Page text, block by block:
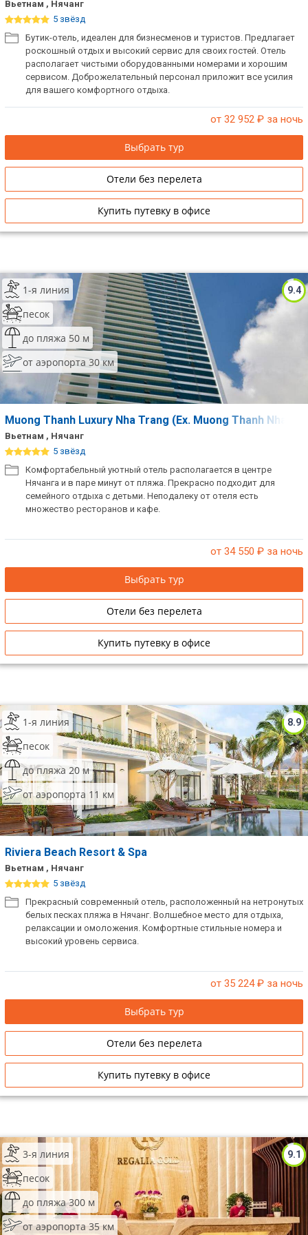
Вьетнам , Нячанг
5 звёзд
Бутик-отель, идеален для бизнесменов и туристов. Предлагает
роскошный отдых и высокий сервис для своих гостей. Отель
располагает чистыми оборудованными номерами и хорошим
сервисом. Доброжелательный персонал приложит все усилия
для вашего комфортного отдыха.
от 32 952 ₽ за ночь
Выбрать тур
Отели без перелета
Купить путевку в офисе
9.4
1-я линия
песок
до пляжа 50 м
от аэропорта 30 км
Muong Thanh Luxury Nha Trang (Ex. Muong Thanh Nha
Вьетнам , Нячанг
5 звёзд
Комфортабельный уютный отель располагается в центре
Нячанга и в паре минут от пляжа. Прекрасно подходит для
семейного отдыха с детьми. Неподалеку от отеля есть
множество ресторанов и кафе.
от 34 550 ₽ за ночь
Выбрать тур
Отели без перелета
Купить путевку в офисе
8.9
1-я линия
песок
до пляжа 20 м
от аэропорта 11 км
Riviera Beach Resort & Spa
Вьетнам , Нячанг
5 звёзд
Прекрасный современный отель, расположенный на нетронутых
белых песках пляжа в Нячанг. Волшебное место для отдыха,
релаксации и омоложения. Комфортные стильные номера и
высокий уровень сервиса.
от 35 224₽ за ночь
Выбрать тур
Отели без перелета
Купить путевку в офисе
9.1
3-я линия
песок
до пляжа 300 м
от аэропорта 35 км